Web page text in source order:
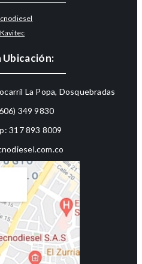
Kavitec
Ubicación:
La Popa, Dosquebradas
349 9830
317 893 8009